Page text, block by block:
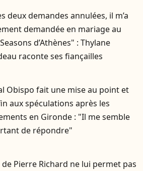
deux demandes annulées, il m’a
demandée en mariage au
d’Athènes" : Thylane
raconte ses fiançailles
Obispo fait une mise au point et
aux spéculations après les
en Gironde : "Il me semble
de répondre"
de Pierre Richard ne lui permet pas